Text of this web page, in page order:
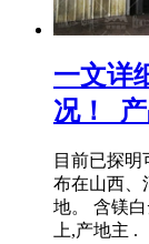
一文详
况！_
目前已探明
布在山西、
地。 含镁
上,产地主 .